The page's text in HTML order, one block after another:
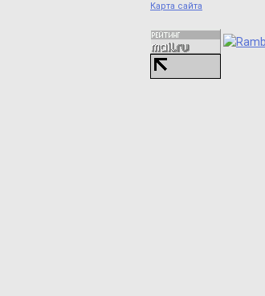
Карта сайта